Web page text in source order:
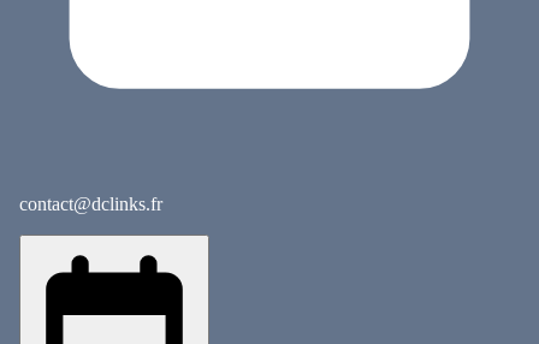
contact@dclinks.fr